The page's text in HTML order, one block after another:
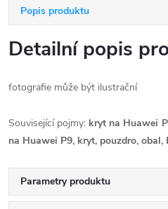
Popis produktu
Detailní popis
fotografie může být ilustrační
Související pojmy: kryt na Huawei
na Huawei P9, kryt, pouzdro, obal,
Parametry produktu